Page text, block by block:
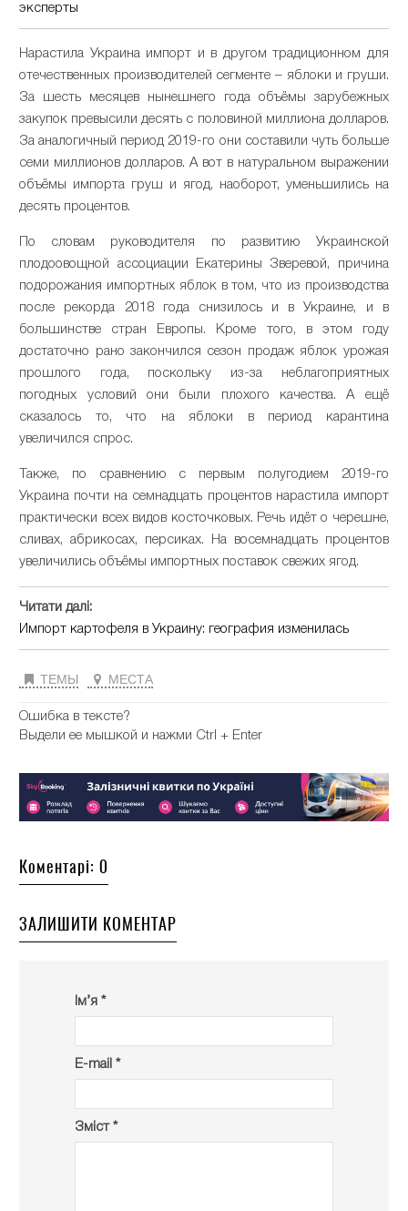
эксперты
Нарастила Украина импорт и в другом традиционном для
отечественных производителей сегменте – яблоки и груши.
За шесть месяцев нынешнего года объёмы зарубежных
закупок превысили десять с половиной миллиона долларов.
За аналогичный период 2019-го они составили чуть больше
семи миллионов долларов. А вот в натуральном выражении
объёмы импорта груш и ягод, наоборот, уменьшились на
десять процентов.
По словам руководителя по развитию Украинской
плодоовощной ассоциации Екатерины Зверевой, причина
подорожания импортных яблок в том, что из производства
после рекорда 2018 года снизилось и в Украине, и в
большинстве стран Европы. Кроме того, в этом году
достаточно рано закончился сезон продаж яблок урожая
прошлого года, поскольку из-за неблагоприятных
погодных условий они были плохого качества. А ещё
сказалось то, что на яблоки в период карантина
увеличился спрос.
Также, по сравнению с первым полугодием 2019-го
Украина почти на семнадцать процентов нарастила импорт
практически всех видов косточковых. Речь идёт о черешне,
сливах, абрикосах, персиках. На восемнадцать процентов
увеличились объёмы импортных поставок свежих ягод.
Читати далі:
Импорт картофеля в Украину: география изменилась
ТЕМЫ МЕСТА
Ошибка в тексте?
Выдели ее мышкой и нажми Ctrl + Enter
Коментарі: 0
ЗАЛИШИТИ КОМЕНТАР
Ім’я *
E-mail *
Зміст *